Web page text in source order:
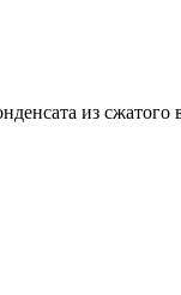
из